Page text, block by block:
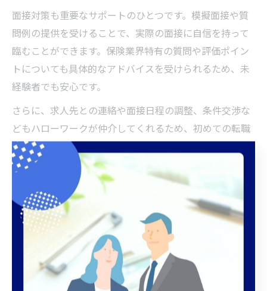
面接対策も重要なサポートのひとつです。模擬面接や質
問例の提供を受けることで、実際の面接に自信を持って
臨むことができます。保険業界特有の質問や評価ポイン
トについても具体的なアドバイスを受けられるため、未
経験者でも安心です。
さらに、求人先との連絡や面接日程の調整、条件交渉な
どもハローワークが仲介してくれるため、初めての転職
活動でもスムーズに進められます。困ったときは遠慮せ
ずサポートを依頼しましょう。
地元の保険求人を比較するチェックポイント
千葉市花見川区で複数の保険求人を比較する際は、以下
のチェックポイントを意識することで失敗を防ぐことが
できます。まず「雇用形態（正社員か契約社員か）」
「給与水準」「賞与・昇給の有無」など、基本条件を一